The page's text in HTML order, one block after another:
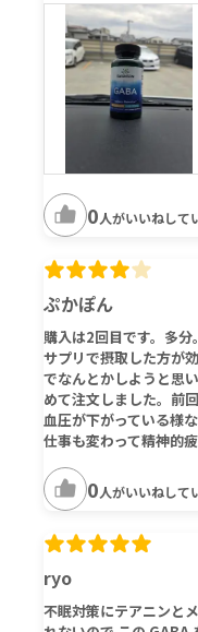
0人がいいねして
ぷかぽん
購入は2回目です。多
サプリで摂取した方が
でなんとかしようと思
めて注文しました。前
血圧が下がっている様
仕事も変わって精神的
0人がいいねして
ryo
不眠対策にテアニンと